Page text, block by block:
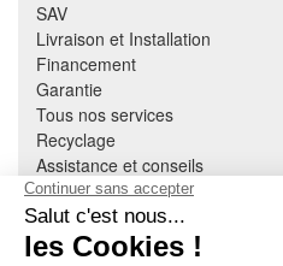
SAV
Livraison et Installation
Financement
Garantie
Tous nos services
Recyclage
Assistance et conseils
Cuisine équipée
Literie
Nous contacter